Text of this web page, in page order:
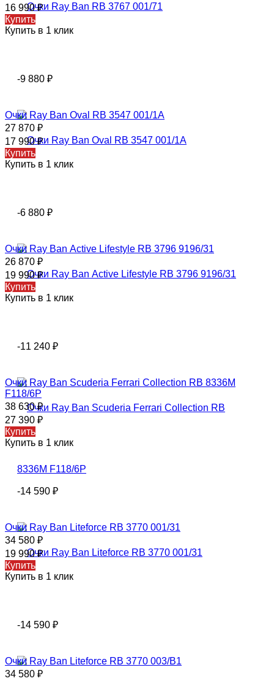
16 990₽
Купить
Купить в 1 клик
-9 880 ₽
Очки Ray Ban Oval RB 3547 001/1A
27 870 ₽
17 990₽
Купить
Купить в 1 клик
-6 880 ₽
Очки Rаy Ваn Аctivе Lifestylе RВ 3796 9196/31
26 870 ₽
19 990₽
Купить
Купить в 1 клик
-11 240 ₽
Очки Rаy Ваn Scuderia Ferrari Collection RB 8336M
F118/6P
38 630₽
27 390 ₽
Купить
Купить в 1 клик
-14 590 ₽
Oчки Rаy Ваn Liteforce RB 3770 001/31
34 580 ₽
19 990₽
Купить
Купить в 1 клик
-14 590 ₽
Oчки Rаy Ваn Liteforce RB 3770 003/B1
34 580 ₽